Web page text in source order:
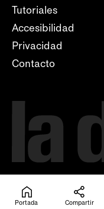
Tutoriales
Accesibilidad
Privacidad
Contacto
Portada Compartir